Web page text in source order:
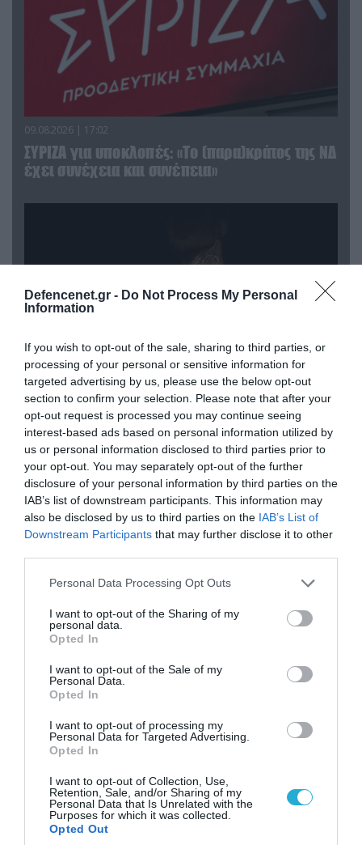
Defencenet.gr - Do Not Process My Personal
Information
If you wish to opt-out of the sale, sharing to third parties, or
processing of your personal or sensitive information for
targeted advertising by us, please use the below opt-out
section to confirm your selection. Please note that after your
opt-out request is processed you may continue seeing
interest-based ads based on personal information utilized by
us or personal information disclosed to third parties prior to
your opt-out. You may separately opt-out of the further
disclosure of your personal information by third parties on the
IAB’s list of downstream participants. This information may
also be disclosed by us to third parties on the IAB’s List of
Downstream Participants that may further disclose it to other
Please note that this website/app uses one or more Google
not limited to your visit or usage behaviour. You may click to
grant or deny consent to Google and its third-party tags to
use your data for below specified purposes in below Google
consent section.
Personal Data Processing Opt Outs
I want to opt-out of the Sharing of my
personal data.
Opted In
I want to opt-out of the Sale of my
Personal Data.
Opted In
I want to opt-out of processing my
Personal Data for Targeted Advertising.
Opted In
I want to opt-out of Collection, Use,
Retention, Sale, and/or Sharing of my
Personal Data that Is Unrelated with the
Purposes for which it was collected.
Opted Out
09.08.2026 | 17:02
ΣΥΡΙΖΑ για υποκλοπές: «Το (παρα)κράτος της ΝΔ
έχει συνέχεια και συνέπεια»
08.08.2026 | 09:02
«Η απόλυτη τραγωδία»: Η «αιχμηρή» ανάρτηση
του Αρκά για τα τατουάζ (φωτο)
07.08.2026 | 20:02
Ο Γιάννης Αλαφούζος «τέλειωσε» τον
απομάκρυνσής του